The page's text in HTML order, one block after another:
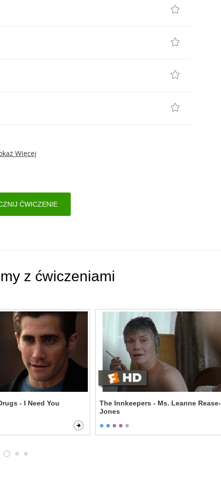
Więcej
ĆWICZENIE
z ćwiczeniami
- I Need You
The Innkeepers - Ms. Leanne Rease-
Jones